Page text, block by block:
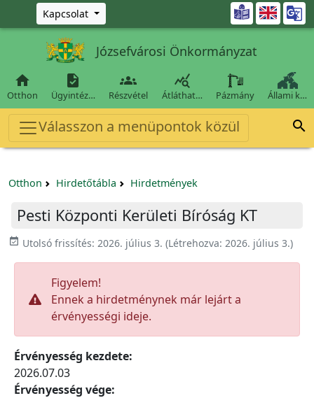
Ugrás a fő tartalomra
Kapcsolat 
Józsefvárosi Önkormányzat

Otthon

Ügyintéz…

Részvétel

Átláthat… Pázmány Állami k…
Válasszon a menüpontok közül 
Otthon Hirdetőtábla Hirdetmények
Pesti Központi Kerületi Bíróság KT
event_available Utolsó frissítés: 2026. július 3. (Létrehozva: 2026. július 3.)
Figyelem!
Ennek a hirdetménynek már lejárt a
érvényességi ideje.
Érvényesség kezdete:
2026.07.03
Érvényesség vége: